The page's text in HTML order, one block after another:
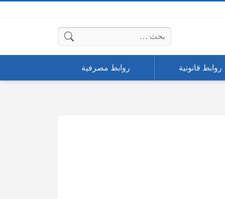
البحث عن:
روابط قانونية روابط مصرفية